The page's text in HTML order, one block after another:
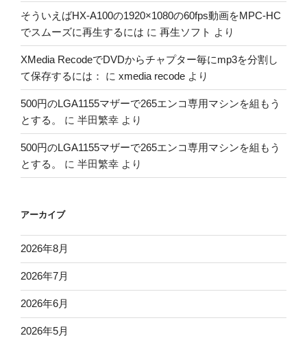
そういえばHX-A100の1920×1080の60fps動画をMPC-HC
でスムーズに再生するには に 再生ソフト より
XMedia RecodeでDVDからチャプター毎にmp3を分割し
て保存するには：
に xmedia recode より
500円のLGA1155マザーで265エンコ専用マシンを組もう
とする。
に 半田繁幸 より
500円のLGA1155マザーで265エンコ専用マシンを組もう
とする。
に 半田繁幸 より
アーカイブ
2026年8月
2026年7月
2026年6月
2026年5月